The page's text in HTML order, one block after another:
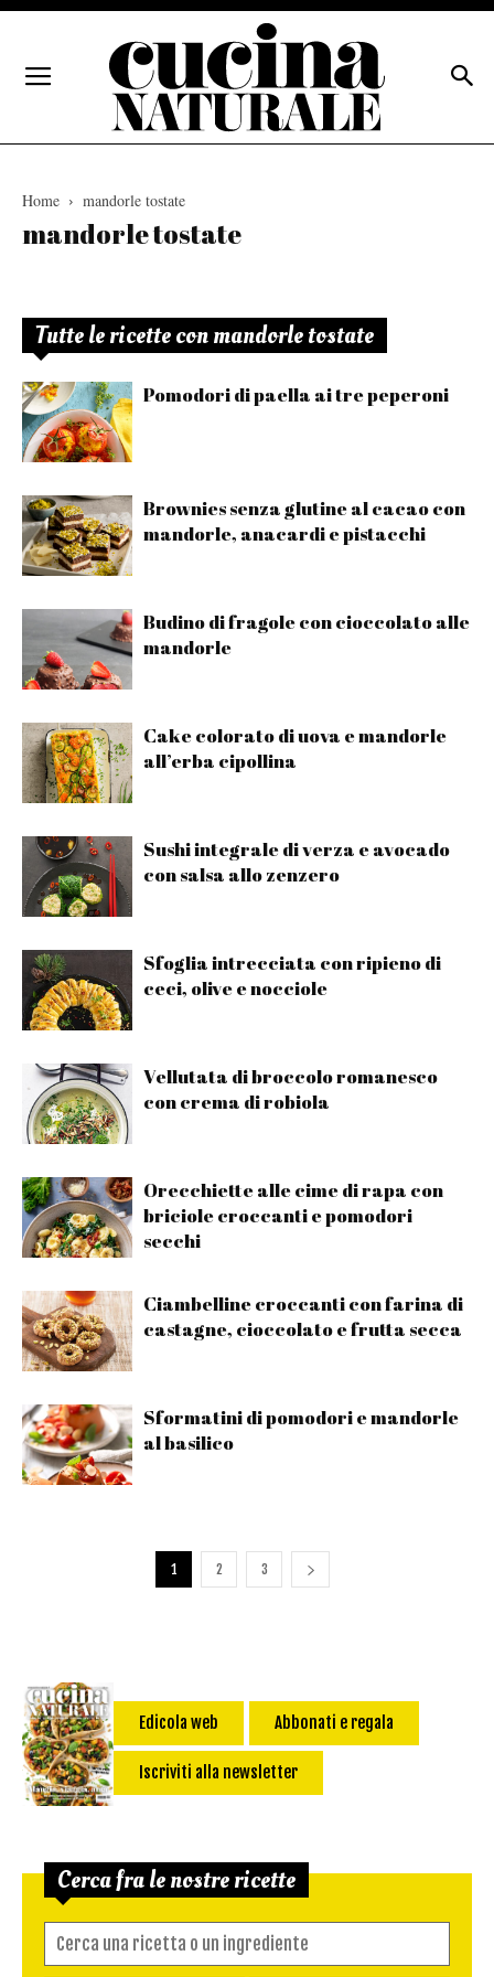
Home mandorle tostate
mandorle tostate
Tutte le ricette con mandorle tostate
Pomodori di paella ai tre peperoni
Brownies senza glutine al cacao con
mandorle, anacardi e pistacchi
Budino di fragole con cioccolato alle
mandorle
Cake colorato di uova e mandorle
all’erba cipollina
Sushi integrale di verza e avocado
con salsa allo zenzero
Sfoglia intrecciata con ripieno di
ceci, olive e nocciole
Vellutata di broccolo romanesco
con crema di robiola
Orecchiette alle cime di rapa con
briciole croccanti e pomodori
secchi
Ciambelline croccanti con farina di
castagne, cioccolato e frutta secca
Sformatini di pomodori e mandorle
al basilico
1 2 3
Edicola web Abbonati e regala
Iscriviti alla newsletter
Cerca fra le nostre ricette